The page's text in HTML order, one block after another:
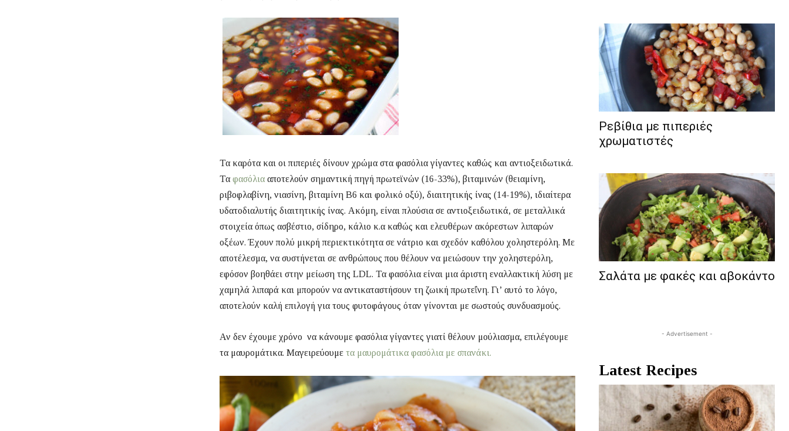
Τα καρότα και οι πιπεριές δίνουν χρώμα στα φασόλια γίγαντες καθώς και αντιοξειδωτικά.
Τα φασόλια αποτελούν σημαντική πηγή πρωτεϊνών (16-33%), βιταμινών (θειαμίνη,
ριβοφλαβίνη, νιασίνη, βιταμίνη Β6 και φολικό οξύ), διαιτητικής ίνας (14-19%), ιδιαίτερα
υδατοδιαλυτής διαιτητικής ίνας. Ακόμη, είναι πλούσια σε αντιοξειδωτικά, σε μεταλλικά
στοιχεία όπως ασβέστιο, σίδηρο, κάλιο κ.α καθώς και ελευθέρων ακόρεστων λιπαρών
οξέων. Έχουν πολύ μικρή περιεκτικότητα σε νάτριο και σχεδόν καθόλου χοληστερόλη. Με
αποτέλεσμα, να συστήνεται σε ανθρώπους που θέλουν να μειώσουν την χοληστερόλη,
εφόσον βοηθάει στην μείωση της LDL. Τα φασόλια είναι μια άριστη εναλλακτική λύση με
χαμηλά λιπαρά και μπορούν να αντικαταστήσουν τη ζωική πρωτεΐνη. Γι’ αυτό το λόγο,
αποτελούν καλή επιλογή για τους φυτοφάγους όταν γίνονται με σωστούς συνδυασμούς.
Αν δεν έχουμε χρόνο να κάνουμε φασόλια γίγαντες γιατί θέλουν μούλιασμα, επιλέγουμε
τα μαυρομάτικα. Μαγειρεύουμε τα μαυρομάτικα φασόλια με σπανάκι.
Ρεβίθια με πιπεριές
χρωματιστές
Σαλάτα με φακές και αβοκάντο
- Advertisement -
Latest Recipes